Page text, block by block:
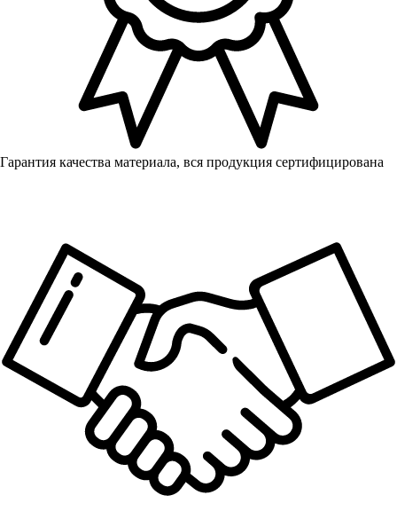
Гарантия качества материала, вся продукция сертифицирована